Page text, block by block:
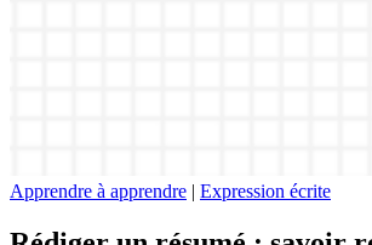
Apprendre à apprendre | Expression écrite